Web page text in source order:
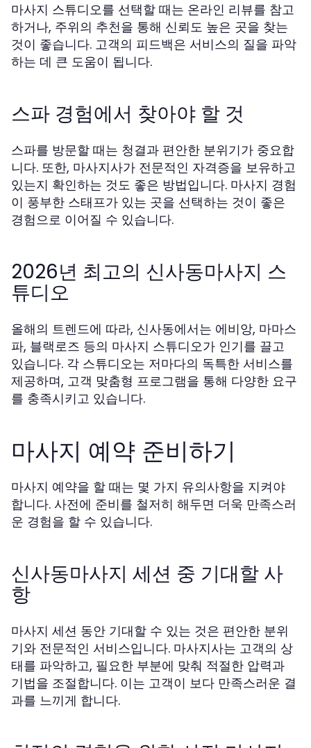
마사지 스튜디오를 선택할 때는 온라인 리뷰를 참고
하거나, 주위의 추천을 통해 신뢰도 높은 곳을 찾는
것이 좋습니다. 고객의 피드백은 서비스의 질을 파악
하는 데 큰 도움이 됩니다.
스파 경험에서 찾아야 할 것
스파를 방문할 때는 청결과 편안한 분위기가 중요합
니다. 또한, 마사지사가 전문적인 자격증을 보유하고
있는지 확인하는 것도 좋은 방법입니다. 마사지 경험
이 풍부한 스태프가 있는 곳을 선택하는 것이 좋은
경험으로 이어질 수 있습니다.
2026년 최고의 신사동마사지 스
튜디오
올해의 트렌드에 따라, 신사동에서는 에비앙, 마마스
파, 블랙로즈 등의 마사지 스튜디오가 인기를 끌고
있습니다. 각 스튜디오는 저마다의 독특한 서비스를
제공하며, 고객 맞춤형 프로그램을 통해 다양한 요구
를 충족시키고 있습니다.
마사지 예약 준비하기
마사지 예약을 할 때는 몇 가지 유의사항을 지켜야
합니다. 사전에 준비를 철저히 해두면 더욱 만족스러
운 경험을 할 수 있습니다.
신사동마사지 세션 중 기대할 사
항
마사지 세션 동안 기대할 수 있는 것은 편안한 분위
기와 전문적인 서비스입니다. 마사지사는 고객의 상
태를 파악하고, 필요한 부분에 맞춰 적절한 압력과
기법을 조절합니다. 이는 고객이 보다 만족스러운 결
과를 느끼게 합니다.